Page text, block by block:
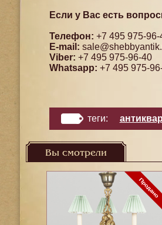
Если у Вас есть
Телефон: +7 495 975-96-
E-mail:
Viber: +7 495 975-96-40
Whatsapp: +7 495 975-
теги:
Вы смотрели